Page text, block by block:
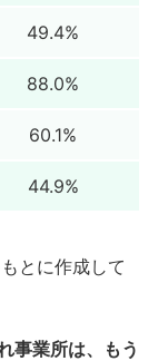
49.4%
88.0%
60.1%
44.9%
とに作成して
事業所は、もう